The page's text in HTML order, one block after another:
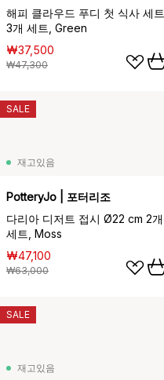
해피 클라우드 푸디 첫 식사 세트
3개 세트, Green
₩37,500
₩47,300
재고있음
PotteryJo | 포터리조
다리아 디저트 접시 Ø22 cm 2개
세트, Moss
₩47,100
₩63,000
SALE
재고있음
SALE